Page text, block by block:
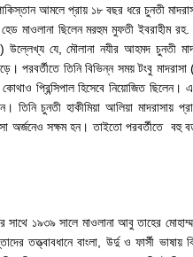
আমলে প্রায় ১৮ বছর ধরে চুনতী
মাওলানা ছিলেন মরহুম মুফতী ইবরাহীম
উল্লেখ্য যে, মৌলানা নযীর আহমদ চুনতী
পরবর্তীতে তিনি বিভিন্ন সময় টংবু মাদরাসা
কোথাও প্রিন্সিপাল হিসেবে নিয়োজিত ছিলেন।
তিনি চুনতী হাকীমিয়া আলিয়া মাদরাসায়
অর্জনেও সক্ষম হন। তাইতো পরবর্তীতে বহু
১৯৩৯ সালে মাওলানা আবু তাহের
তত্ত্বাবধানে বাংলা, উর্দু ও ফার্সী ভাষায়